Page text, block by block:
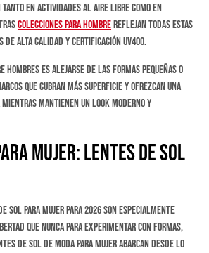
en actividades al aire libre como en
colecciones para hombrereflejan todas estas
de alta calidad y certificación UV400.
es alejarse de las formas pequeñas o
que cubran más superficie y ofrezcan una
mantienen un look moderno y
Mujer: Lentes de Sol
sol para mujer para 2026 son especialmente
que nunca para experimentar con formas,
de sol de moda para mujer abarcan desde lo